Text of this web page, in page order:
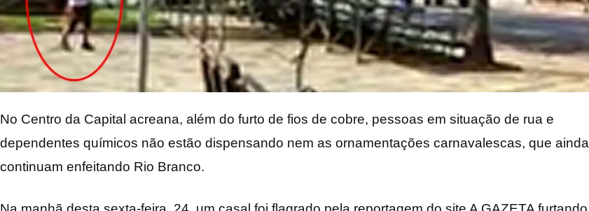
No Centro da Capital acreana, além do furto de fios de cobre, pessoas em situação de rua e
dependentes químicos não estão dispensando nem as ornamentações carnavalescas, que ainda
continuam enfeitando Rio Branco.